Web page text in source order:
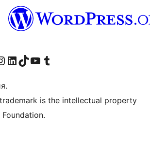
в Threads
страницу на Facebook
наш Instagram
Посетите нашу страницу в LinkedIn
Посетите нашу учётную запись в TikTok
Посетите наш канал YouTube
Посетите нашу учётную запись в Tumblr
is the intellectual property